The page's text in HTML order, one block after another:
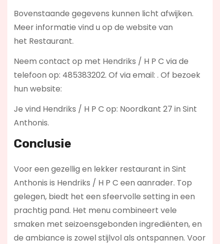
Bovenstaande gegevens kunnen licht afwijken.
Meer informatie vind u op de website van
het Restaurant.
Neem contact op met Hendriks / H P C via de
telefoon op: 485383202. Of via email: . Of bezoek
hun website:
Je vind Hendriks / H P C op: Noordkant 27 in Sint
Anthonis.
Conclusie
Voor een gezellig en lekker restaurant in Sint
Anthonis is Hendriks / H P C een aanrader. Top
gelegen, biedt het een sfeervolle setting in een
prachtig pand. Het menu combineert vele
smaken met seizoensgebonden ingrediënten, en
de ambiance is zowel stijlvol als ontspannen. Voor